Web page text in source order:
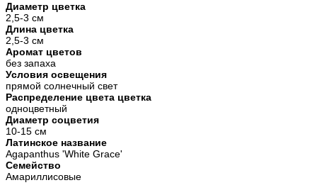
Диаметр цветка
2,5-3 см
Длина цветка
2,5-3 см
Аромат цветов
без запаха
Условия освещения
прямой солнечный свет
Распределение цвета цветка
одноцветный
Диаметр соцветия
10-15 см
Латинское название
Agapanthus 'White Grace'
Семейство
Амариллисовые